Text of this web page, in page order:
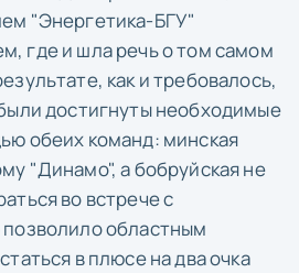
"Энергетика-БГУ"
где и шла речь о том самом
как и требовалось,
достигнуты необходимые
обеих команд: минская
"Динамо", а бобруйская не
во встрече с
областным
в плюсе на два очка